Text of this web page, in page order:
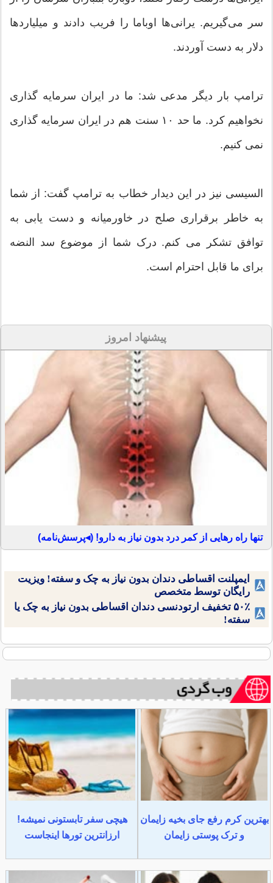
سر می‌گیریم. یرانی‌ها اوباما را فریب دادند و میلیاردها
دلار به دست آوردند.
ترامپ بار دیگر مدعی شد: ما در ایران سرمایه گذاری
نخواهیم کرد. ما حد ۱۰ سنت هم در ایران سرمایه گذاری
نمی کنیم.
السیسی نیز در این دیدار خطاب به ترامپ گفت: از شما
به خاطر برقراری صلح در خاورمیانه و دست یابی به
توافق تشکر می کنم. درک شما از موضوع سد النضه
برای ما قابل احترام است.
پیشنهاد امروز
تنها راه رهایی از کمر درد بدون نیاز به دارو! (◂پرسش‌نامه)
ایمپلنت اقساطی دندان بدون نیاز به چک و سفته! ویزیت
رایگان توسط متخصص
۵۰٪ تخفیف ارتودنسی دندان اقساطی بدون نیاز به چک یا
سفته!
بهترین کرم رفع جای بخیه زایمان
و ترک پوستی زایمان
هیچی سفر تابستونی نمیشه!
ارزانترین تورها اینجاست